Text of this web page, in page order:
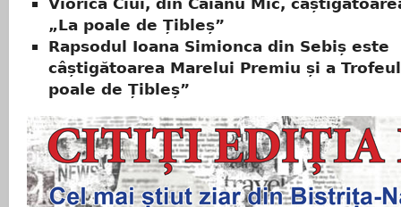
„La poale de Țibleș”
Rapsodul Ioana Simionca din Sebiș este
câștigătoarea Marelui Premiu și a
poale de Țibleș”